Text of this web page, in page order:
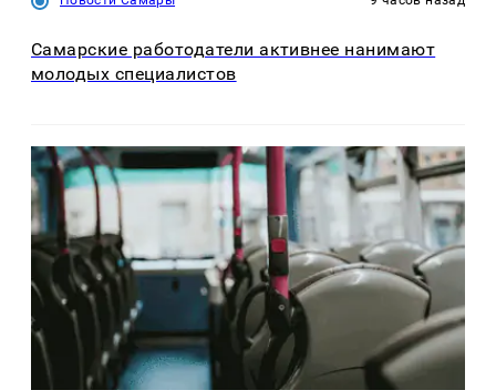
Самарские работодатели активнее нанимают
молодых специалистов